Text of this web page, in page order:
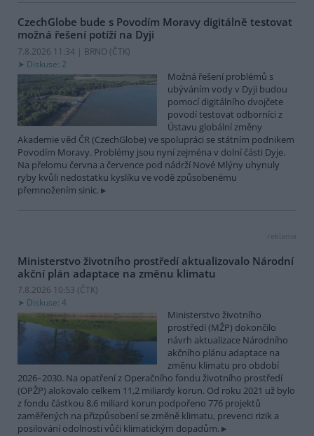
CzechGlobe bude s Povodím Moravy digitálně testovat
možná řešení potíží na Dyji
7.8.2026 11:34 | BRNO (ČTK)
Diskuse: 2
Možná řešení problémů s
ubýváním vody v Dyji budou
pomocí digitálního dvojčete
povodí testovat odborníci z
Ústavu globální změny
Akademie věd ČR (CzechGlobe) ve spolupráci se státním podnikem
Povodím Moravy. Problémy jsou nyní zejména v dolní části Dyje.
Na přelomu června a července pod nádrží Nové Mlýny uhynuly
ryby kvůli nedostatku kyslíku ve vodě způsobenému
přemnožením sinic.
reklama
Ministerstvo životního prostředí aktualizovalo Národní
akční plán adaptace na změnu klimatu
7.8.2026 10:53 (ČTK)
Diskuse: 4
Ministerstvo životního
prostředí (MŽP) dokončilo
návrh aktualizace Národního
akčního plánu adaptace na
změnu klimatu pro období
2026–2030. Na opatření z Operačního fondu životního prostředí
(OPŽP) alokovalo celkem 11,2 miliardy korun. Od roku 2021 už bylo
z fondu částkou 8,6 miliard korun podpořeno 776 projektů
zaměřených na přizpůsobení se změně klimatu, prevenci rizik a
posilování odolnosti vůči klimatickým dopadům.